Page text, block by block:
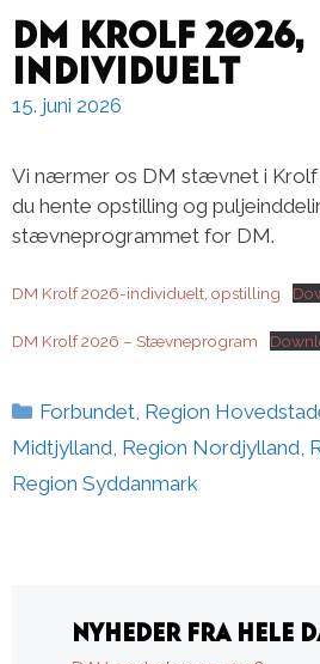
DM Krolf 2026,
Individuelt
15. juni 2026
Vi nærmer os DM stævnet i Krolf
du hente opstilling og
stævneprogrammet for DM.
DM Krolf 2026-individuelt, opstilling
DM Krolf 2026 – Stævneprogram
Kategorier
Forbundet, Region
Midtjylland, Region Nordjylland,
Region Syddanmark
NYHEDER FRA HELE